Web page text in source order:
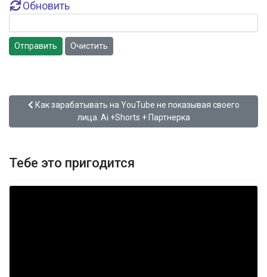
Обновить
Отправить Очистить
Предыдущий: Как зарабатывать на YouTube не показывая
Как зарабатывать на YouTube не показывая своего
лица. Ai +Shorts + Партнерка
Тебе это пригодится